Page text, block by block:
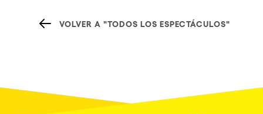
VOLVER A "TODOS LOS ESPECTÁCULOS"